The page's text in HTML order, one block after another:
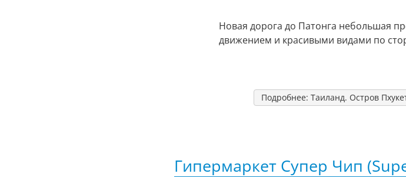
Новая дорога до Патонга небольшая
движением и красивыми видами по
Подробнее: Таиланд. Остров
Гипермаркет Супер Чип